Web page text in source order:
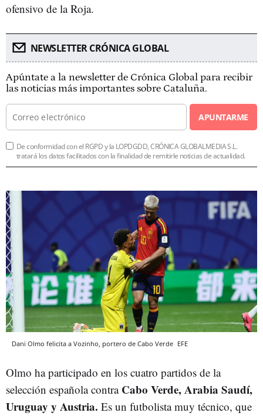
ofensivo de la Roja.
NEWSLETTER CRÓNICA GLOBAL
Apúntate a la newsletter de Crónica Global para recibir
las noticias más importantes sobre Cataluña.
APUNTARME
De conformidad con el RGPD y la LOPDGDD, CRÓNICA GLOBALMEDIA S.L.
tratará los datos facilitados con la finalidad de remitirle noticias de actualidad.
Dani Olmo felicita a Vozinho, portero de Cabo Verde EFE
Olmo ha participado en los cuatro partidos de la
selección española contra Cabo Verde, Arabia Saudí,
Uruguay y Austria. Es un futbolista muy técnico, que